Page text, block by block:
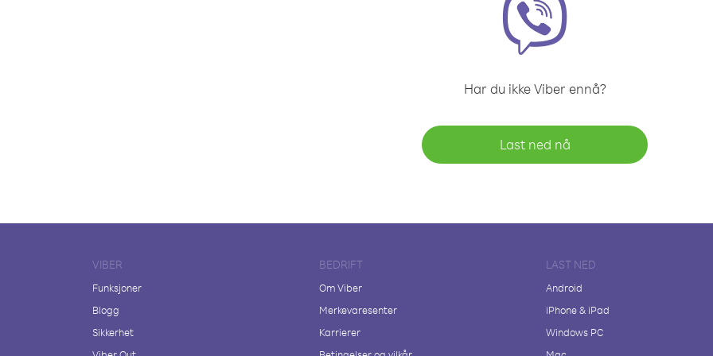
Har du ikke Viber ennå?
Last ned nå
VIBER
Funksjoner
Blogg
Sikkerhet
BEDRIFT
Om Viber
Merkevaresenter
Karrierer
LAST NED
Android
iPhone & iPad
Windows PC